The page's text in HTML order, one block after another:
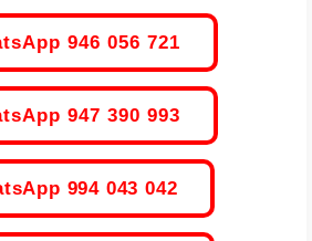
946 056 721
947 390 993
994 043 042